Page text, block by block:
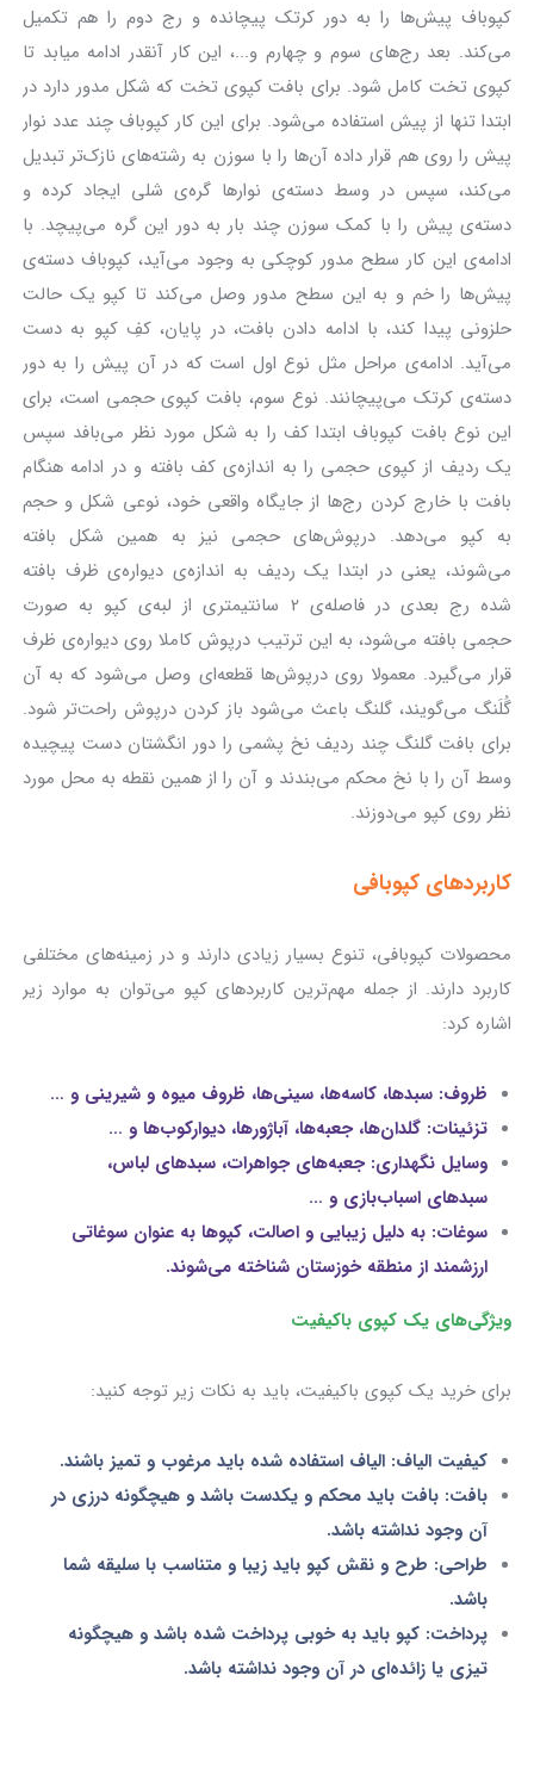
کپوباف پیش‌ها را به دور کرتک پیچانده و رج دوم را هم تکمیل
می‌کند. بعد رج‌های سوم و چهارم و...، این کار آنقدر ادامه میابد تا
کپوی تخت کامل شود. برای بافت کپوی تخت که شکل مدور دارد در
ابتدا تنها از پیش استفاده می‌شود. برای این کار کپوباف چند عدد نوار
پیش را روی هم قرار داده آن‌ها را با سوزن به رشته‌های نازک‌تر تبدیل
می‌کند، سپس در وسط دسته‌ی نوارها گره‌ی شلی ایجاد کرده و
دسته‌ی پیش را با کمک سوزن چند بار به دور این گره می‌پیچد. با
ادامه‌ی این کار سطح مدور کوچکی به وجود می‌آید، کپوباف دسته‌ی
پیش‌ها را خم و به این سطح مدور وصل می‌کند تا کپو یک حالت
حلزونی پیدا ‌کند، با ادامه دادن بافت، در پایان، کفِ کپو به دست
می‌آید. ادامه‌ی مراحل مثل نوع اول است که در آن پیش را به دور
دسته‌ی کرتک می‌پیچانند. نوع سوم، بافت کپوی حجمی است، برای
این نوع بافت کپوباف ابتدا کف را به شکل مورد نظر می‌بافد سپس
یک ردیف از کپوی حجمی را به اندازه‌ی کف بافته و در ادامه هنگام
بافت با خارج کردن رج‌ها از جایگاه واقعی خود، نوعی شکل و حجم
به کپو می‌دهد. درپوش‌های حجمی نیز به همین شکل بافته
می‌شوند، یعنی در ابتدا یک ردیف به اندازه‌ی دیواره‌ی ظرف بافته
شده رج بعدی در فاصله‌ی 2 سانتیمتری از لبه‌ی کپو به صورت
حجمی بافته می‌شود، به این ترتیب درپوش کاملا روی دیواره‌ی ظرف
قرار می‌گیرد. معمولا روی درپوش‌ها قطعه‌ای وصل می‌شود که به آن
گُلَنگ می‌گویند، گلنگ باعث می‌شود باز کردن درپوش راحت‌تر شود.
برای بافت گلنگ چند ردیف نخ پشمی را دور انگشتان دست پیچیده
وسط آن را با نخ محکم می‌بندند و آن را از همین نقطه به محل مورد
نظر روی کپو می‌دوزند.
کاربردهای کپوبافی
محصولات کپوبافی، تنوع بسیار زیادی دارند و در زمینه‌های مختلفی
کاربرد دارند. از جمله مهم‌ترین کاربردهای کپو می‌توان به موارد زیر
اشاره کرد:
ظروف: سبدها، کاسه‌ها، سینی‌ها، ظروف میوه و شیرینی و …
تزئینات: گلدان‌ها، جعبه‌ها، آباژورها، دیوارکوب‌ها و …
وسایل نگهداری: جعبه‌های جواهرات، سبدهای لباس،
سبدهای اسباب‌بازی و …
سوغات: به دلیل زیبایی و اصالت، کپوها به عنوان سوغاتی
ارزشمند از منطقه خوزستان شناخته می‌شوند.
ویژگی‌های یک کپوی باکیفیت
برای خرید یک کپوی باکیفیت، باید به نکات زیر توجه کنید:
کیفیت الیاف: الیاف استفاده شده باید مرغوب و تمیز باشند.
بافت: بافت باید محکم و یکدست باشد و هیچگونه درزی در
آن وجود نداشته باشد.
طراحی: طرح و نقش کپو باید زیبا و متناسب با سلیقه شما
باشد.
پرداخت: کپو باید به خوبی پرداخت شده باشد و هیچگونه
تیزی یا زائده‌ای در آن وجود نداشته باشد.